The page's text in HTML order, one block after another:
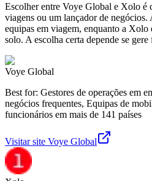
Escolher entre Voye Global e Xolo é
viagens ou um lançador de
equipas em viagem, enquanto a Xolo
solo. A escolha certa depende se
Voye Global
Best for: Gestores de operações em
negócios frequentes, Equipas de
funcionários em mais de 141 países
Visitar site Voye Global